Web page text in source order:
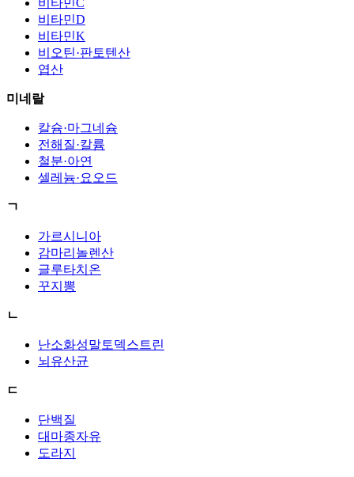
비타민D
비타민K
비오틴·판토텐산
엽산
미네랄
칼슘·마그네슘
전해질·칼륨
철분·아연
셀레늄·요오드
ㄱ
가르시니아
감마리놀렌산
글루타치온
꾸지뽕
ㄴ
난소화성말토덱스트린
뇌유산균
ㄷ
단백질
대마종자유
도라지